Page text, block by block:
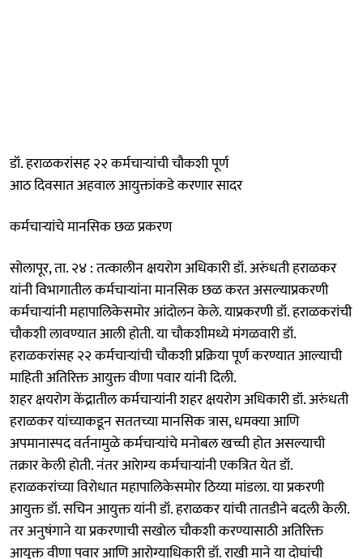
डॉ. हराळकरांसह २२ कर्मचाऱ्यांची चौकशी पूर्ण
आठ दिवसात अहवाल आयुक्तांकडे करणार सादर
कर्मचाऱ्यांचे मानसिक छळ प्रकरण
सोलापूर, ता. २४ : तत्कालीन क्षयरोग अधिकारी डॉ. अरुंधती हराळकर
यांनी विभागातील कर्मचाऱ्यांना मानसिक छळ करत असल्याप्रकरणी
कर्मचाऱ्यांनी महापालिकेसमोर आंदोलन केले. याप्रकरणी डॉ. हराळकरांची
चौकशी लावण्यात आली होती. या चौकशीमध्ये मंगळवारी डॉ.
हराळकरांसह २२ कर्मचाऱ्यांची चौकशी प्रक्रिया पूर्ण करण्यात आल्याची
माहिती अतिरिक्त आयुक्त वीणा पवार यांनी दिली.
शहर क्षयरोग केंद्रातील कर्मचाऱ्यांनी शहर क्षयरोग अधिकारी डॉ. अरुंधती
हराळकर यांच्याकडून सततच्या मानसिक त्रास, धमक्या आणि
अपमानास्पद वर्तनामुळे कर्मचाऱ्यांचे मनोबल खच्ची होत असल्याची
तक्रार केली होती. नंतर आरेाग्य कर्मचाऱ्यांनी एकत्रित येत डॉ.
हराळकरांच्या विरोधात महापालिकेसमोर ठिय्या मांडला. या प्रकरणी
आयुक्त डॉ. सचिन आयुक्त यांनी डॉ. हराळकर यांची तातडीने बदली केली.
तर अनुषंगाने या प्रकरणाची सखोल चौकशी करण्यासाठी अतिरिक्त
आयुक्त वीणा पवार आणि आरोग्याधिकारी डॉ. राखी माने या दोघांची